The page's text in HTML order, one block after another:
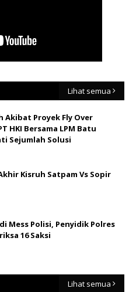
Lihat semua
Akibat Proyek Fly Over
HKI Bersama LPM Batu
Sejumlah Solusi
Kisruh Satpam Vs Sopir
Mess Polisi, Penyidik Polres
16 Saksi
Lihat semua